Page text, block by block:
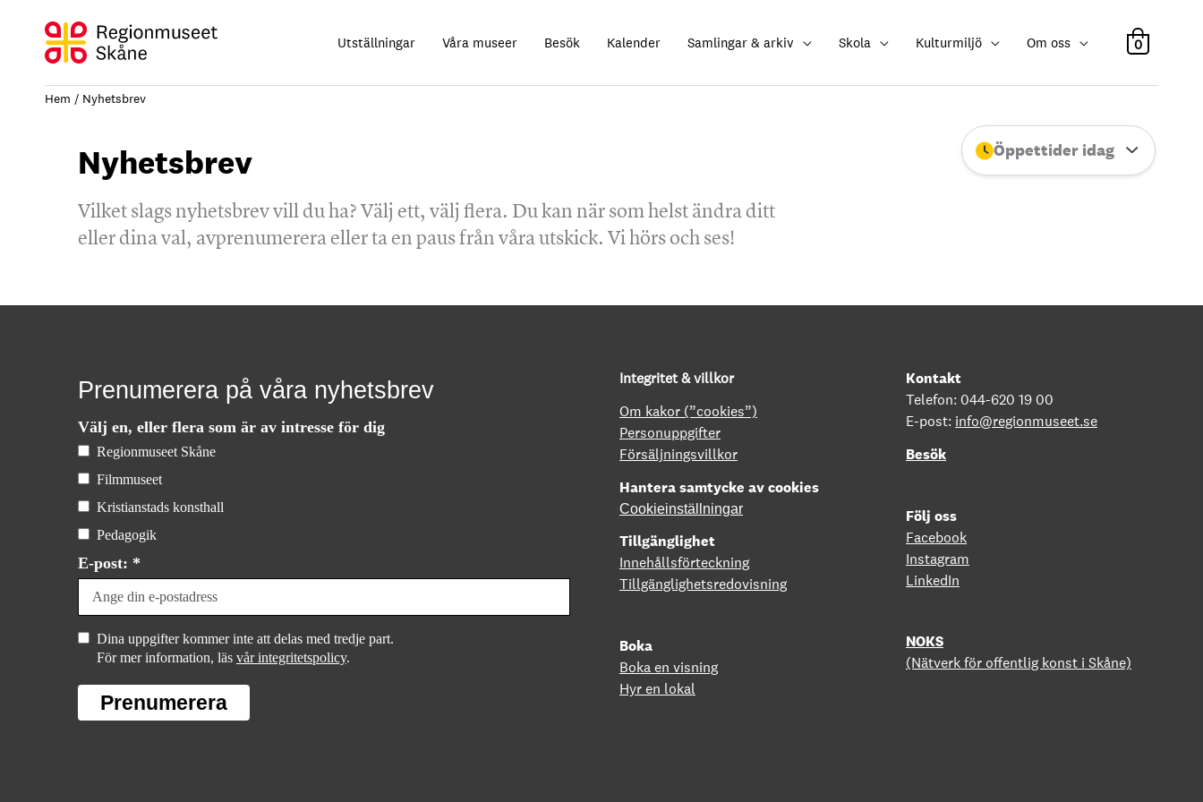
innehåll
Öppettider idag Stäng
Utställningar Våra museer Besök Kalender Samlingar & arkiv Skola Kulturmiljö Om oss 0
Hem Nyhetsbrev
Nyhetsbrev
Vilket slags nyhetsbrev vill du ha? Välj ett, välj flera. Du kan när som helst ändra ditt
eller dina val, avprenumerera eller ta en paus från våra utskick. Vi hörs och ses!
Prenumerera på våra nyhetsbrev
Välj en, eller flera som är av intresse för dig
Regionmuseet Skåne
Filmmuseet
Kristianstads konsthall
Pedagogik
E-post: *
Dina uppgifter kommer inte att delas med tredje part.
För mer information, läs vår integritetspolicy.
Prenumerera
Integritet & villkor
Om kakor (”cookies”)
Personuppgifter
Försäljningsvillkor
Hantera samtycke av cookies
Cookieinställningar
Tillgänglighet
Innehållsförteckning
Tillgänglighetsredovisning
Boka
Boka en visning
Hyr en lokal
Kontakt
Telefon: 044-620 19 00
E-post: info@regionmuseet.se
Besök
Följ oss
Facebook
Instagram
LinkedIn
NOKS
(Nätverk för offentlig konst i Skåne)